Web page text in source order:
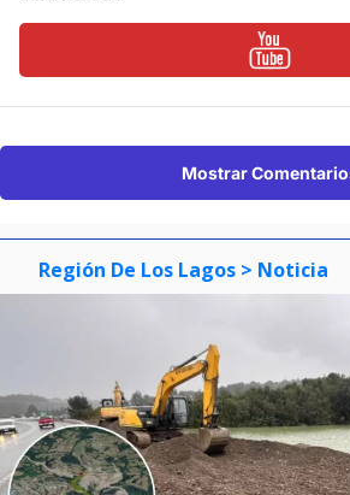
Mostrar
Región De Los Lagos > Noticia